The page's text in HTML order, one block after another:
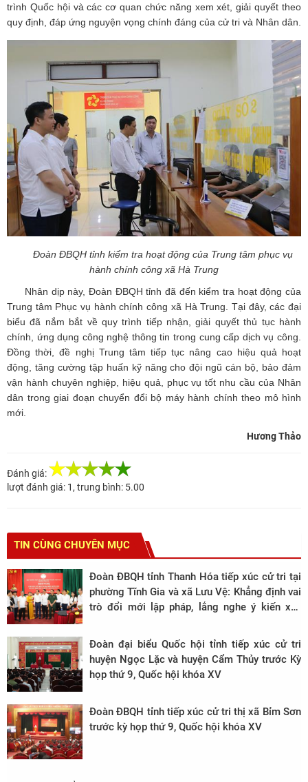
trình Quốc hội và các cơ quan chức năng xem xét, giải quyết theo
quy định, đáp ứng nguyện vọng chính đáng của cử tri và Nhân dân.
Đoàn ĐBQH tỉnh kiểm tra hoạt động của Trung tâm phục vụ
hành chính công xã Hà Trung
Nhân dịp này, Đoàn ĐBQH tỉnh đã đến kiểm tra hoạt động của
Trung tâm Phục vụ hành chính công xã Hà Trung. Tại đây, các đại
biểu đã nắm bắt về quy trình tiếp nhận, giải quyết thủ tục hành
chính, ứng dụng công nghệ thông tin trong cung cấp dịch vụ công.
Đồng thời, đề nghị Trung tâm tiếp tục nâng cao hiệu quả hoạt
động, tăng cường tập huấn kỹ năng cho đội ngũ cán bộ, bảo đảm
vận hành chuyên nghiệp, hiệu quả, phục vụ tốt nhu cầu của Nhân
dân trong giai đoạn chuyển đổi bộ máy hành chính theo mô hình
mới.
Hương Thảo
Đánh giá:
lượt đánh giá: 1, trung bình: 5.00
TIN CÙNG CHUYÊN MỤC
Đoàn ĐBQH tỉnh Thanh Hóa tiếp xúc cử tri tại
phường Tĩnh Gia và xã Lưu Vệ: Khẳng định vai
trò đổi mới lập pháp, lắng nghe ý kiến xây
Đoàn đại biểu Quốc hội tỉnh tiếp xúc cử tri
huyện Ngọc Lặc và huyện Cẩm Thủy trước Kỳ
họp thứ 9, Quốc hội khóa XV
Đoàn ĐBQH tỉnh tiếp xúc cử tri thị xã Bỉm Sơn
trước kỳ họp thứ 9, Quốc hội khóa XV